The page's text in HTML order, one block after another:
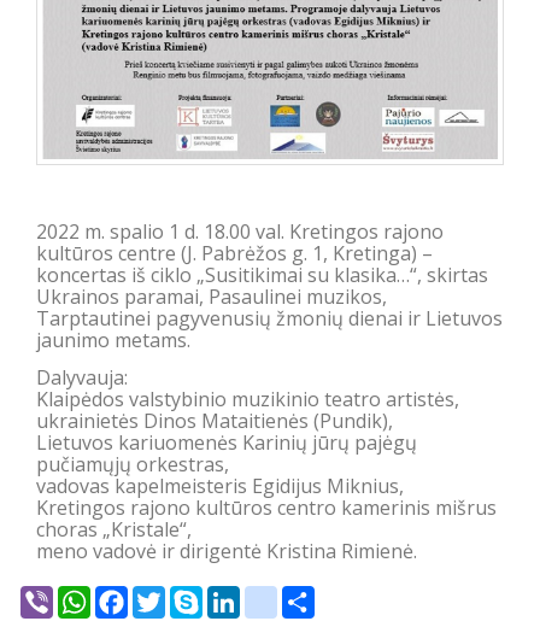
2022 m. spalio 1 d. 18.00 val. Kretingos rajono
kultūros centre (J. Pabrėžos g. 1, Kretinga) –
koncertas iš ciklo „Susitikimai su klasika…“, skirtas
Ukrainos paramai, Pasaulinei muzikos,
Tarptautinei pagyvenusių žmonių dienai ir Lietuvos
jaunimo metams.
Dalyvauja:
Klaipėdos valstybinio muzikinio teatro artistės,
ukrainietės Dinos Mataitienės (Pundik),
Lietuvos kariuomenės Karinių jūrų pajėgų
pučiamųjų orkestras,
vadovas kapelmeisteris Egidijus Miknius,
Kretingos rajono kultūros centro kamerinis mišrus
choras „Kristale“,
meno vadovė ir dirigentė Kristina Rimienė.
Viber WhatsAppFacebook
TwitterSkypeLinkedIngoogle_bookmarks